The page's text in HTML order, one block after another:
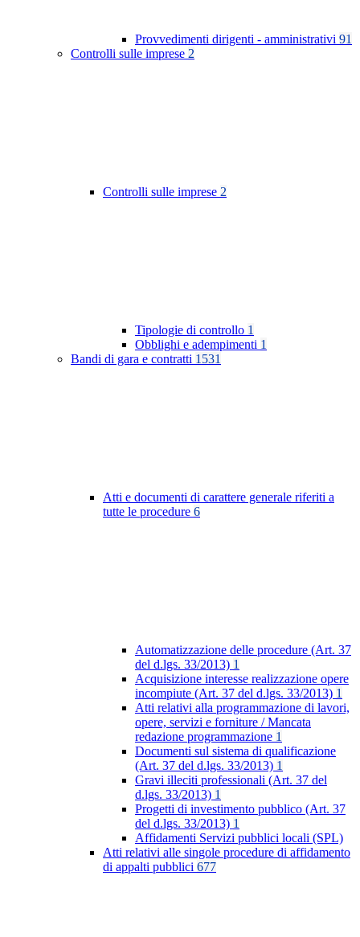
Provvedimenti dirigenti - amministrativi 91
Controlli sulle imprese 2
Controlli sulle imprese 2
Tipologie di controllo 1
Obblighi e adempimenti 1
Bandi di gara e contratti 1531
Atti e documenti di carattere generale riferiti a
tutte le procedure 6
Automatizzazione delle procedure (Art. 37
del d.lgs. 33/2013) 1
Acquisizione interesse realizzazione opere
incompiute (Art. 37 del d.lgs. 33/2013) 1
Atti relativi alla programmazione di lavori,
opere, servizi e forniture / Mancata
redazione programmazione 1
Documenti sul sistema di qualificazione
(Art. 37 del d.lgs. 33/2013) 1
Gravi illeciti professionali (Art. 37 del
d.lgs. 33/2013) 1
Progetti di investimento pubblico (Art. 37
del d.lgs. 33/2013) 1
Affidamenti Servizi pubblici locali (SPL)
Atti relativi alle singole procedure di affidamento
di appalti pubblici 677